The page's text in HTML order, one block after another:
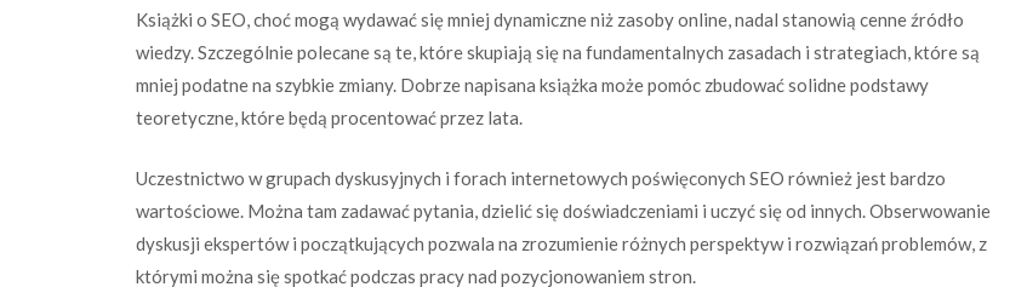
Książki o SEO, choć mogą wydawać się mniej dynamiczne niż zasoby online, nadal stanowią cenne źródło
wiedzy. Szczególnie polecane są te, które skupiają się na fundamentalnych zasadach i strategiach, które są
mniej podatne na szybkie zmiany. Dobrze napisana książka może pomóc zbudować solidne podstawy
teoretyczne, które będą procentować przez lata.
Uczestnictwo w grupach dyskusyjnych i forach internetowych poświęconych SEO również jest bardzo
wartościowe. Można tam zadawać pytania, dzielić się doświadczeniami i uczyć się od innych. Obserwowanie
dyskusji ekspertów i początkujących pozwala na zrozumienie różnych perspektyw i rozwiązań problemów, z
którymi można się spotkać podczas pracy nad pozycjonowaniem stron.